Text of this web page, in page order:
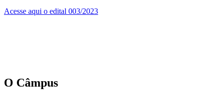
Acesse aqui o edital 003/2023
O Câmpus